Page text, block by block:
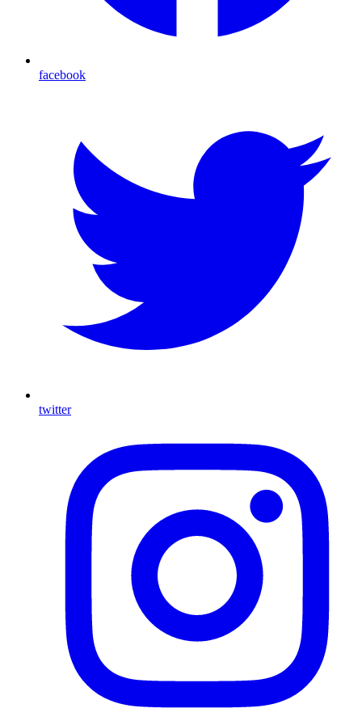
facebook
twitter